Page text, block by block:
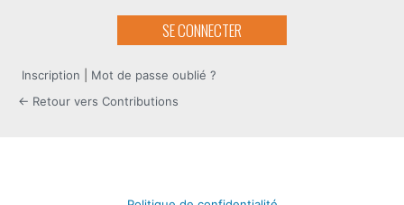
Inscription
Mot de passe oublié ?
← Retour vers Contributions